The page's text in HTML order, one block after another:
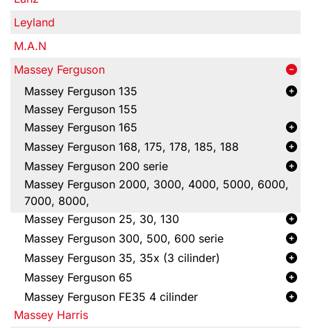
Leyland
M.A.N
Massey Ferguson
Massey Ferguson 135
Massey Ferguson 155
Massey Ferguson 165
Massey Ferguson 168, 175, 178, 185, 188
Massey Ferguson 200 serie
Massey Ferguson 2000, 3000, 4000, 5000, 6000,
7000, 8000,
Massey Ferguson 25, 30, 130
Massey Ferguson 300, 500, 600 serie
Massey Ferguson 35, 35x (3 cilinder)
Massey Ferguson 65
Massey Ferguson FE35 4 cilinder
Massey Harris